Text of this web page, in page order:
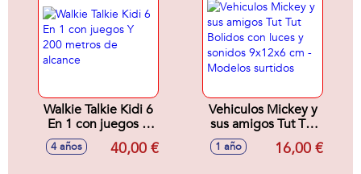
Walkie Talkie Kidi 6
En 1 con juegos Y
200 metros de
alcance
4 años 40,00 €
Vehiculos Mickey y
sus amigos Tut Tut
Bolidos con luces y
sonidos 9x12x6 cm
1 año 16,00 €